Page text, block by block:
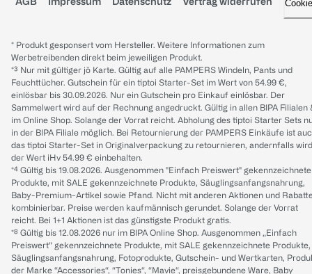
* Produkt gesponsert vom Hersteller. Weitere Informationen zum
Werbetreibenden direkt beim jeweiligen Produkt.
*³ Nur mit gültiger jö Karte. Gültig auf alle PAMPERS Windeln, Pants und
Feuchttücher. Gutschein für ein tiptoi Starter-Set im Wert von 54.99 €,
einlösbar bis 30.09.2026. Nur ein Gutschein pro Einkauf einlösbar. Der
Sammelwert wird auf der Rechnung angedruckt. Gültig in allen BIPA Filialen
im Online Shop. Solange der Vorrat reicht. Abholung des tiptoi Starter Sets
in der BIPA Filiale möglich. Bei Retournierung der PAMPERS Einkäufe ist
das tiptoi Starter-Set in Originalverpackung zu retournieren, andernfalls wird
der Wert iHv 54.99 € einbehalten.
*⁴ Gültig bis 19.08.2026. Ausgenommen "Einfach Preiswert" gekennzeichnete
Produkte, mit SALE gekennzeichnete Produkte, Säuglingsanfangsnahrung,
Baby-Premium-Artikel sowie Pfand. Nicht mit anderen Aktionen und
kombinierbar. Preise werden kaufmännisch gerundet. Solange der Vorrat
reicht. Bei 1+1 Aktionen ist das günstigste Produkt gratis.
*⁸ Gültig bis 12.08.2026 nur im BIPA Online Shop. Ausgenommen „Einfach
Preiswert“ gekennzeichnete Produkte, mit SALE gekennzeichnete Produkte,
Säuglingsanfangsnahrung, Fotoprodukte, Gutschein- und Wertkarten,
der Marke “Accessories“, “Tonies“, “Mavie“, preisgebundene Ware, Baby